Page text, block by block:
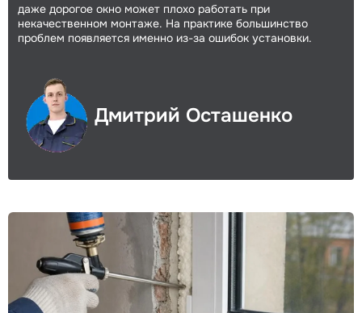
даже дорогое окно может плохо работать при
некачественном монтаже. На практике большинство
проблем появляется именно из-за ошибок установки.
Дмитрий Осташенко